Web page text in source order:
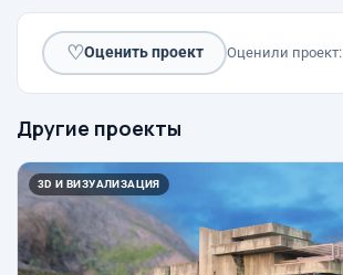
♡Оценить проект Оценили проект:
Другие проекты
3D И ВИЗУАЛИЗАЦИЯ